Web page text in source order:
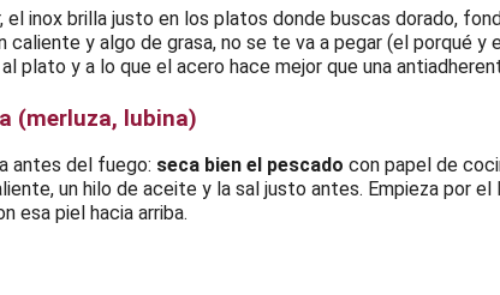
el inox brilla justo en los platos donde buscas dorado,
caliente y algo de grasa, no se te va a pegar (el porqué
plato y a lo que el acero hace mejor que una
(merluza, lubina)
antes del fuego: seca bien el pescado con papel de
un hilo de aceite y la sal justo antes. Empieza por
esa piel hacia arriba.